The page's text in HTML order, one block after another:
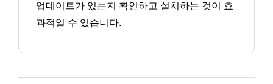
업데이트가 있는지 확인하고 설치하는 것이 효
과적일 수 있습니다.